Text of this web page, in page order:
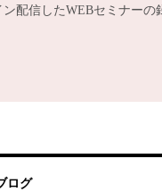
配信したWEBセミナーの
ログ